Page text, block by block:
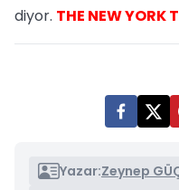
diyor. THE NEW YORK
Yazar:Zeynep